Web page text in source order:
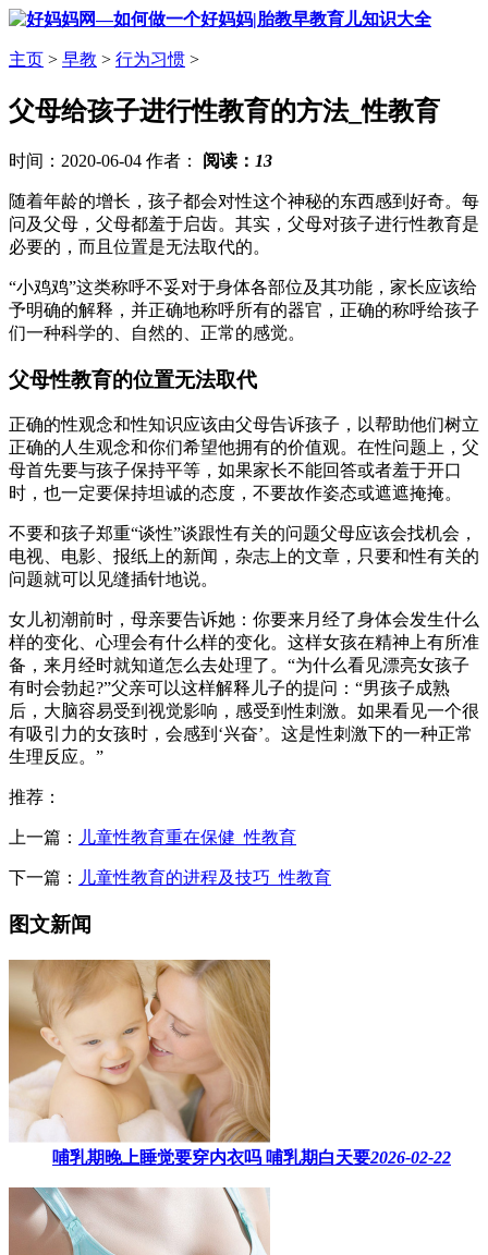
主页 > 早教 > 行为习惯 >
父母给孩子进行性教育的方法_性教育
时间：2020-06-04 作者： 阅读： 13
随着年龄的增长，孩子都会对性这个神秘的东西感到好奇。每
问及父母，父母都羞于启齿。其实，父母对孩子进行性教育是
必要的，而且位置是无法取代的。
“小鸡鸡”这类称呼不妥对于身体各部位及其功能，家长应该给
予明确的解释，并正确地称呼所有的器官，正确的称呼给孩子
们一种科学的、自然的、正常的感觉。
父母性教育的位置无法取代
正确的性观念和性知识应该由父母告诉孩子，以帮助他们树立
正确的人生观念和你们希望他拥有的价值观。在性问题上，父
母首先要与孩子保持平等，如果家长不能回答或者羞于开口
时，也一定要保持坦诚的态度，不要故作姿态或遮遮掩掩。
不要和孩子郑重“谈性”谈跟性有关的问题父母应该会找机会，
电视、电影、报纸上的新闻，杂志上的文章，只要和性有关的
问题就可以见缝插针地说。
女儿初潮前时，母亲要告诉她：你要来月经了身体会发生什么
样的变化、心理会有什么样的变化。这样女孩在精神上有所准
备，来月经时就知道怎么去处理了。“为什么看见漂亮女孩子
有时会勃起?”父亲可以这样解释儿子的提问：“男孩子成熟
后，大脑容易受到视觉影响，感受到性刺激。如果看见一个很
有吸引力的女孩时，会感到‘兴奋’。这是性刺激下的一种正常
生理反应。”
推荐：
上一篇： 儿童性教育重在保健_性教育
下一篇： 儿童性教育的进程及技巧_性教育
图文新闻
哺乳期晚上睡觉要穿内衣吗​ 哺乳期白天要2026-02-22